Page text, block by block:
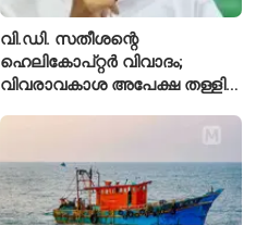
വി.ഡി. സതീശന്റെ
ഹെലികോപ്റ്റർ വിവാദം;
വിവരാവകാശ അപേക്ഷ തള്ളി